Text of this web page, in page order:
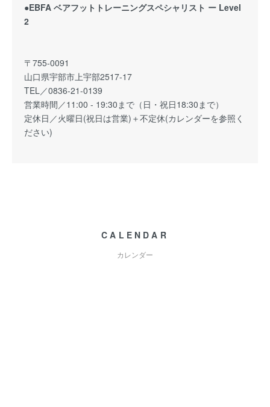
●EBFA ベアフットトレーニングスペシャリスト ー Level
2
〒755-0091
山口県宇部市上宇部2517-17
TEL／0836-21-0139
営業時間／11:00 - 19:30まで（日・祝日18:30まで）
定休日／火曜日(祝日は営業)＋不定休(カレンダーを参照く
ださい)
CALENDAR
カレンダー